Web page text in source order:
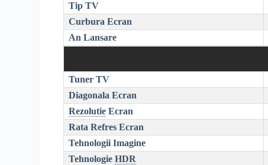
Tip TV
Curbura Ecran
An Lansare
Tuner TV
Diagonala Ecran
Rezolutie Ecran
Rata Refres Ecran
Tehnologii Imagine
TehnologieHDR